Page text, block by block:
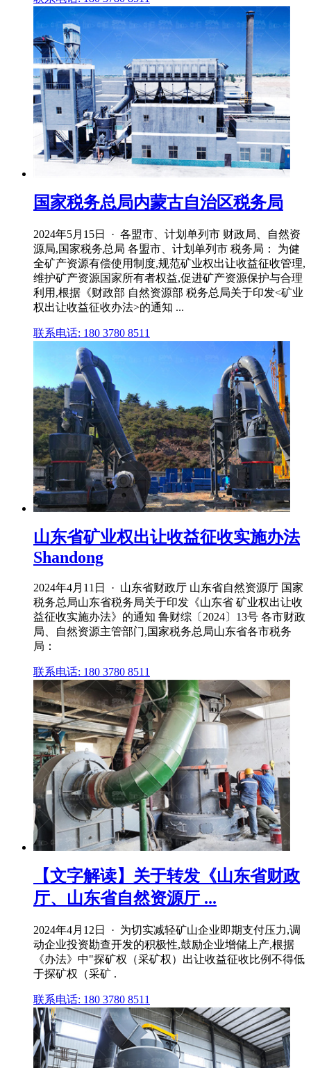
国家税务总局内蒙古自治区税务局
2024年5月15日 · 各盟市、计划单列市 财政局、自然资
源局,国家税务总局 各盟市、计划单列市 税务局： 为健
全矿产资源有偿使用制度,规范矿业权出让收益征收管理,
维护矿产资源国家所有者权益,促进矿产资源保护与合理
利用,根据《财政部 自然资源部 税务总局关于印发<矿业
权出让收益征收办法>的通知 ...
联系电话: 180 3780 8511
山东省矿业权出让收益征收实施办法
Shandong
2024年4月11日 · 山东省财政厅 山东省自然资源厅 国家
税务总局山东省税务局关于印发《山东省 矿业权出让收
益征收实施办法》的通知 鲁财综〔2024〕13号 各市财政
局、自然资源主管部门,国家税务总局山东省各市税务
局：
联系电话: 180 3780 8511
【文字解读】关于转发《山东省财政
厅、山东省自然资源厅 ...
2024年4月12日 · 为切实减轻矿山企业即期支付压力,调
动企业投资勘查开发的积极性,鼓励企业增储上产,根据
《办法》中"探矿权（采矿权）出让收益征收比例不得低
于探矿权（采矿 .
联系电话: 180 3780 8511